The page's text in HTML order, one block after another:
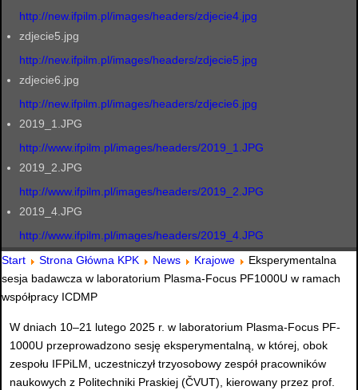
http://new.ifpilm.pl/images/headers/zdjecie4.jpg
zdjecie5.jpg
http://new.ifpilm.pl/images/headers/zdjecie5.jpg
zdjecie6.jpg
http://new.ifpilm.pl/images/headers/zdjecie6.jpg
2019_1.JPG
http://www.ifpilm.pl/images/headers/2019_1.JPG
2019_2.JPG
http://www.ifpilm.pl/images/headers/2019_2.JPG
2019_4.JPG
http://www.ifpilm.pl/images/headers/2019_4.JPG
Start
Strona Główna KPK News Krajowe
Eksperymentalna
sesja badawcza w laboratorium Plasma-Focus PF1000U w ramach
współpracy ICDMP
W dniach 10–21 lutego 2025 r. w laboratorium Plasma-Focus PF-
1000U przeprowadzono sesję eksperymentalną, w której, obok
zespołu IFPiLM, uczestniczył trzyosobowy zespół pracowników
naukowych z Politechniki Praskiej (ČVUT), kierowany przez prof.